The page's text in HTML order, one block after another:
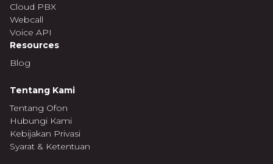
Cloud PBX
Webcall
Voice API
Resources
Blog
Tentang Kami
Tentang Ofon
Hubungi Kami
Kebijakan Privasi
Syarat & Ketentuan